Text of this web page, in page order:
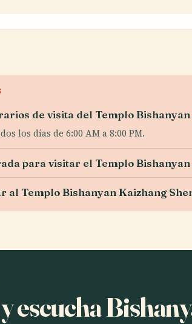
de visita del Templo
los días de 6:00 AM a 8:00 PM.
para visitar el Templo Bishanyan
al Templo Bishanyan Kaizhang
escucha